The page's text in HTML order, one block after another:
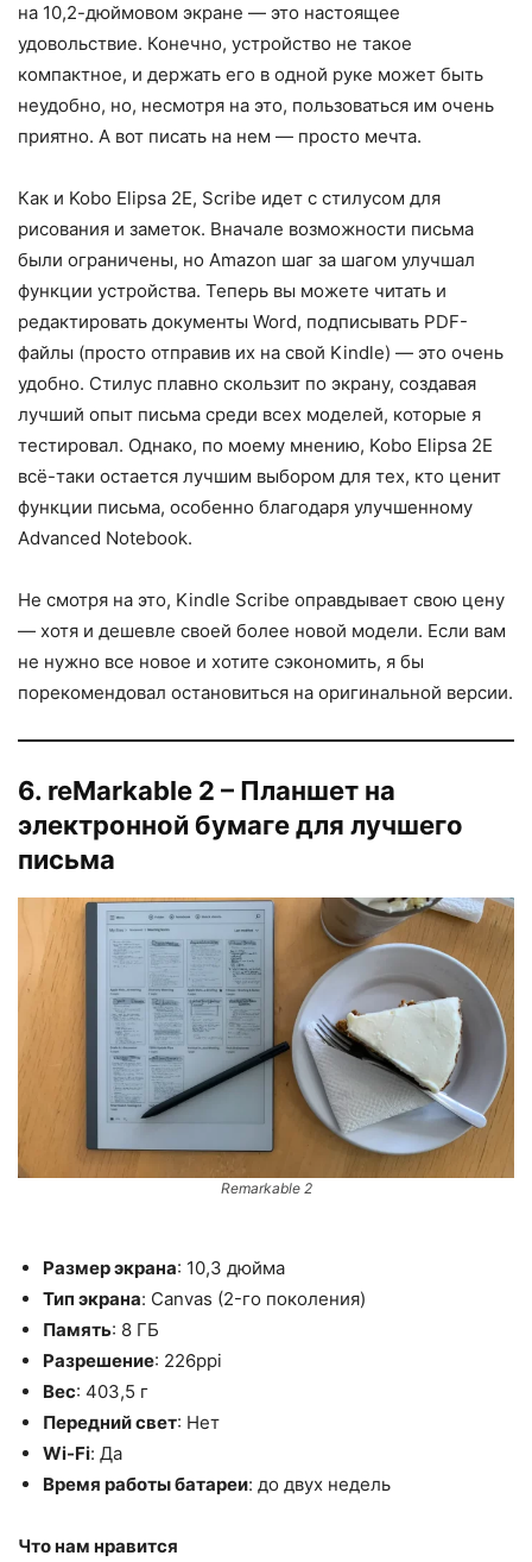
на 10,2-дюймовом экране — это настоящее
удовольствие. Конечно, устройство не такое
компактное, и держать его в одной руке может быть
неудобно, но, несмотря на это, пользоваться им очень
приятно. А вот писать на нем — просто мечта.
Как и Kobo Elipsa 2E, Scribe идет с стилусом для
рисования и заметок. Вначале возможности письма
были ограничены, но Amazon шаг за шагом улучшал
функции устройства. Теперь вы можете читать и
редактировать документы Word, подписывать PDF-
файлы (просто отправив их на свой Kindle) — это очень
удобно. Стилус плавно скользит по экрану, создавая
лучший опыт письма среди всех моделей, которые я
тестировал. Однако, по моему мнению, Kobo Elipsa 2E
всё-таки остается лучшим выбором для тех, кто ценит
функции письма, особенно благодаря улучшенному
Advanced Notebook.
Не смотря на это, Kindle Scribe оправдывает свою цену
— хотя и дешевле своей более новой модели. Если вам
не нужно все новое и хотите сэкономить, я бы
порекомендовал остановиться на оригинальной версии.
6. reMarkable 2 – Планшет на
электронной бумаге для лучшего
письма
Remarkable 2
Размер экрана: 10,3 дюйма
Тип экрана: Canvas (2-го поколения)
Память: 8 ГБ
Разрешение: 226ppi
Вес: 403,5 г
Передний свет: Нет
Wi-Fi: Да
Время работы батареи: до двух недель
Что нам нравится